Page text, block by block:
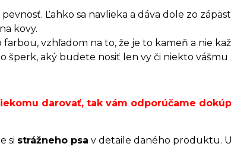
Ľahko sa navlieka a dáva dole zo
kovy.
vzhľadom na to, že je to kameň a nie
šperk, aký budete nosiť len vy či niekto
darovať, tak vám odporúčame
si strážneho psa v detaile daného produktu.